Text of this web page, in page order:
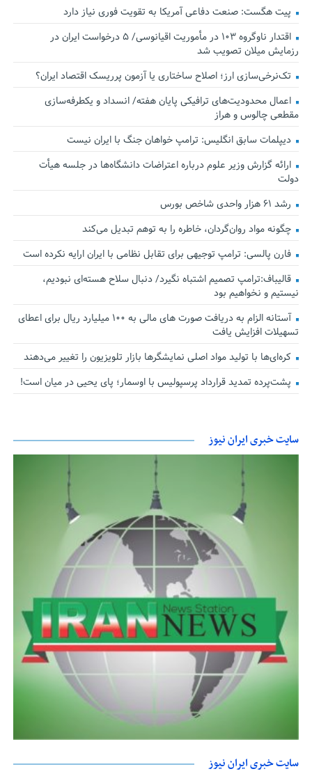
پیت هگست: صنعت دفاعی آمریکا به تقویت فوری نیاز دارد
اقتدار ناوگروه ۱۰۳ در مأموریت‌ اقیانوسی/ ۵ درخواست ایران در
رزمایش میلان تصویب شد
تک‌نرخی‌سازی ارز؛ اصلاح ساختاری یا آزمون پرریسک اقتصاد ایران؟
اعمال محدودیت‌های ترافیکی پایان هفته/ انسداد و یکطرفه‌سازی
مقطعی چالوس و هراز
دیپلمات سابق انگلیس:‌ ترامپ خواهان جنگ با ایران نیست
ارائه گزارش وزیر علوم درباره اعتراضات دانشگاه‌ها در جلسه هیأت
دولت
رشد ۶۱ هزار واحدی شاخص بورس
چگونه مواد روان‌گردان، خاطره را به توهم تبدیل می‌کند
فارن پالسی: ترامپ توجیهی برای تقابل نظامی با ایران ارایه نکرده است
قالیباف:ترامپ تصمیم اشتباه نگیرد/ دنبال سلاح هسته‌ای نبودیم،
نیستیم و نخواهیم بود
آستانه الزام به دریافت صورت های مالی به ۱۰۰ میلیارد ریال برای اعطای
تسهیلات افزایش یافت
کره‌ای‌ها با تولید مواد اصلی نمایشگرها بازار تلویزیون را تغییر می‌دهند
پشت‌پرده تمدید قرارداد پرسپولیس با اوسمار؛ پای یحیی در میان است!
سایت خبری ایران نیوز
سایت خبری ایران نیوز